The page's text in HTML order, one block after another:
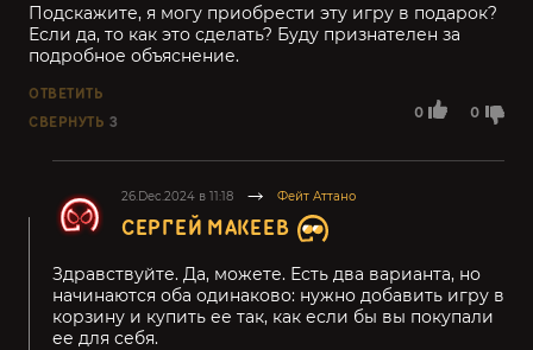
0 0
Подскажите, я могу приобрести эту игру в подарок?
Если да, то как это сделать? Буду признателен за
подробное объяснение.
ОТВЕТИТЬ
СВЕРНУТЬ 3
26.Dec.2024 в 11:18 Фейт Аттано
СЕРГЕЙ МАКЕЕВ
Здравствуйте. Да, можете. Есть два варианта, но
начинаются оба одинаково: нужно добавить игру в
корзину и купить ее так, как если бы вы покупали
ее для себя.